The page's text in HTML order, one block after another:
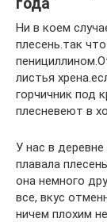
Ни в коем
плесень.так
листья
горчичник под
плесневеют в
У нас в
плавала
она немного
все, вкус
ничем плохим